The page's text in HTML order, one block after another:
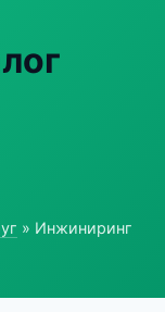
» Инжиниринг